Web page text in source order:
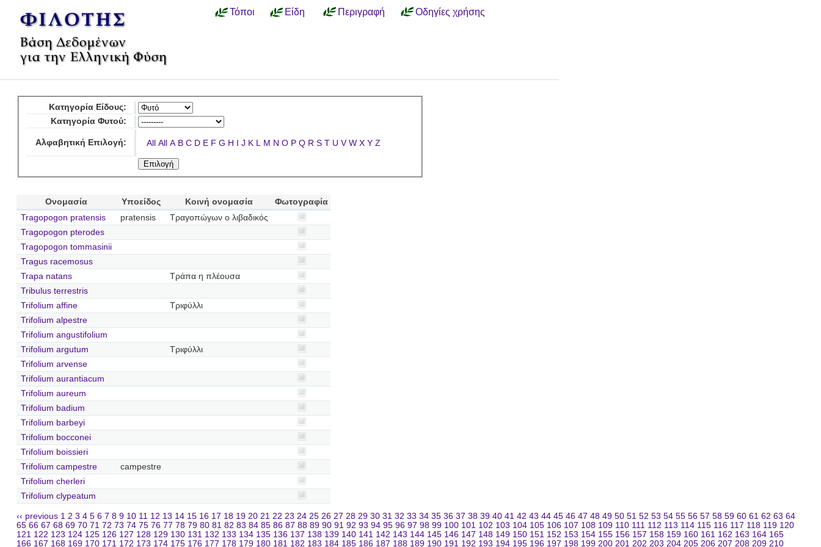
Τόποι Είδη Περιγραφή Οδηγίες χρήσης
Κατηγορία Είδους:
Κατηγορία Φυτού:
Αλφαβητική Επιλογή: All All A B C D E F G H I J K L M N O P Q R S T U V W X Y Z
Ονομασία Υποείδος Κοινή ονομασία
Φωτογραφία
Tragopogon pratensis
pratensis
Τραγοπώγων ο λιβαδικός
Tragopogon pterodes
Tragopogon tommasinii
Tragus racemosus
Trapa natans
Τράπα η πλέουσα
Tribulus terrestris
Trifolium affine
Τριφύλλι
Trifolium alpestre
Trifolium angustifolium
Trifolium argutum
Τριφύλλι
Trifolium arvense
Trifolium aurantiacum
Trifolium aureum
Trifolium badium
Trifolium barbeyi
Trifolium bocconei
Trifolium boissieri
Trifolium campestre
campestre
Trifolium cherleri
Trifolium clypeatum
‹‹ previous 1 2 3 4 5 6 7 8 9 10 11 12 13 14 15 16 17 18 19 20 21 22 23 24 25 26 27 28 29 30 31 32 33 34 35 36 37 38 39 40 41 42 43 44 45 46 47 48 49 50 51 52 53 54 55 56 57 58 59 60 61 62 63 64
65 66 67 68 69 70 71 72 73 74 75 76 77 78 79 80 81 82 83 84 85 86 87 88 89 90 91 92 93 94 95 96 97 98 99 100 101 102 103 104 105 106 107 108 109 110 111 112 113 114 115 116 117 118 119 120
121 122 123 124 125 126 127 128 129 130 131 132 133 134 135 136 137 138 139 140 141 142 143 144 145 146 147 148 149 150 151 152 153 154 155 156 157 158 159 160 161 162 163 164 165
166 167 168 169 170 171 172 173 174 175 176 177 178 179 180 181 182 183 184 185 186 187 188 189 190 191 192 193 194 195 196 197 198 199 200 201 202 203 204 205 206 207 208 209 210